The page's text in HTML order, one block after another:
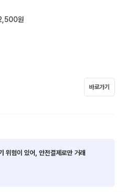
부해두었습니다.
으로 잘 나오지 않는 흠집 있습니
.
원
바로가기
위험이 있어, 안전결제로만 거래